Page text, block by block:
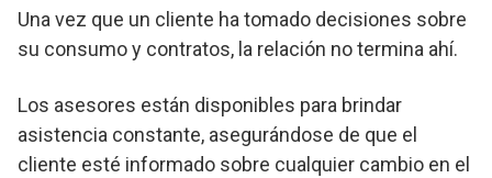
Una vez que un cliente ha tomado decisiones sobre
su consumo y contratos, la relación no termina ahí.
Los asesores están disponibles para brindar
asistencia constante, asegurándose de que el
cliente esté informado sobre cualquier cambio en el